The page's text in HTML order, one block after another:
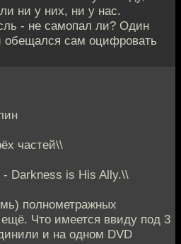
ни у них, ни у нас.
- не самопал ли? Один
обещался сам оцифровать
частей\\
Darkness is His Ally.\\
полнометражных
Что имеется ввиду под 3
и на одном DVD